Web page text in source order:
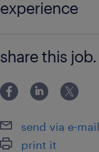
experience
share this job.
send via e-mail
print it